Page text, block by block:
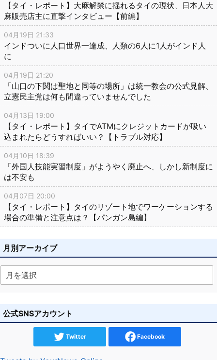
【タイ・レポート】大麻解禁に揺れるタイの現状、日本人大
麻販売店主に直撃インタビュー【前編】
04月19日 21:33
インドついに人口世界一達成、人類の6人に1人がインド人
に
04月19日 21:20
「山口の下関は聖地と同等の場所」は統一教会の公式見解、
立憲民主党は何も間違っていませんでした
04月13日 19:00
【タイ・レポート】タイでATMにクレジットカードが吸い
込まれたらどうすればいい？【トラブル対応】
04月10日 18:39
「外国人技能実習制度」がようやく廃止へ、しかし新制度に
は不安も
04月07日 20:00
【タイ・レポート】タイのリゾート地でワーケーションする
場合の準備と注意点は？【パンガン島編】
月別アーカイブ
公式SNSアカウント
Twitter Facebook